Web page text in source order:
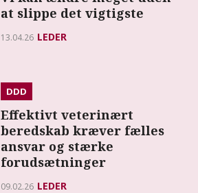
at slippe det vigtigste
13.04.26 LEDER
DDD
Effektivt veterinært
beredskab kræver fælles
ansvar og stærke
forudsætninger
09.02.26 LEDER